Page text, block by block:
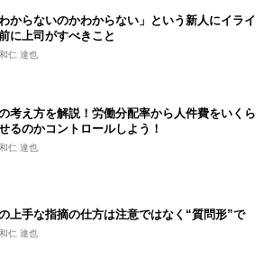
わからないのかわからない」という新人にイライ
に上司がすべきこと
仁 達也
考え方を解説！労働分配率から人件費をいくら
るのかコントロールしよう！
仁 達也
上手な指摘の仕方は注意ではなく“質問形”で
仁 達也